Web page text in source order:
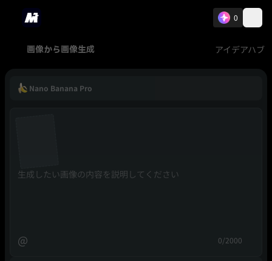
0
画像から画像生成 アイデアハブ
Nano Banana Pro
@ 0/2000